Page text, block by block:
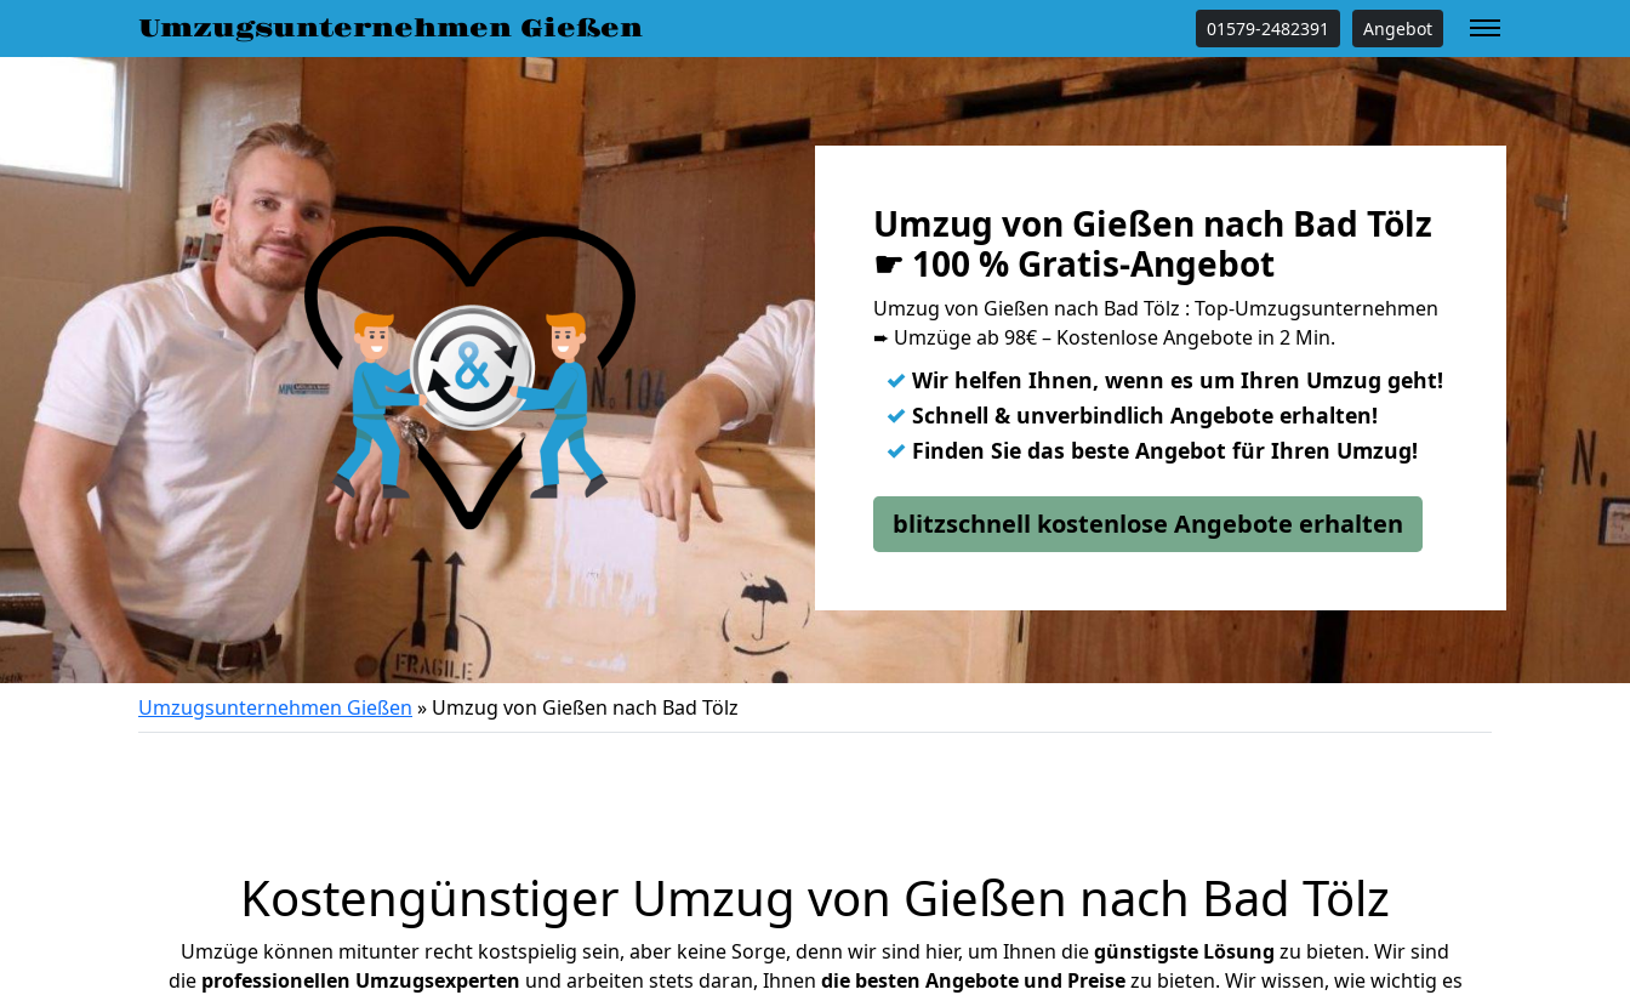
Umzugsunternehmen Gießen 01579-2482391 Angebot
Umzug von Gießen nach Bad Tölz
☛ 100 % Gratis-Angebot
Umzug von Gießen nach Bad Tölz : Top-Umzugsunternehmen
➨ Umzüge ab 98€ – Kostenlose Angebote in 2 Min.
✓ Wir helfen Ihnen, wenn es um Ihren Umzug geht!
✓ Schnell & unverbindlich Angebote erhalten!
✓ Finden Sie das beste Angebot für Ihren Umzug!
blitzschnell kostenlose Angebote erhalten
Umzugsunternehmen Gießen » Umzug von Gießen nach Bad Tölz
Kostengünstiger Umzug von Gießen nach Bad Tölz
Umzüge können mitunter recht kostspielig sein, aber keine Sorge, denn wir sind hier, um Ihnen diegünstigste Lösung zu bieten. Wir sind
die professionellen Umzugsexperten und arbeiten stets daran, Ihnen die besten Angebote und Preisezu bieten. Wir wissen, wie wichtig es